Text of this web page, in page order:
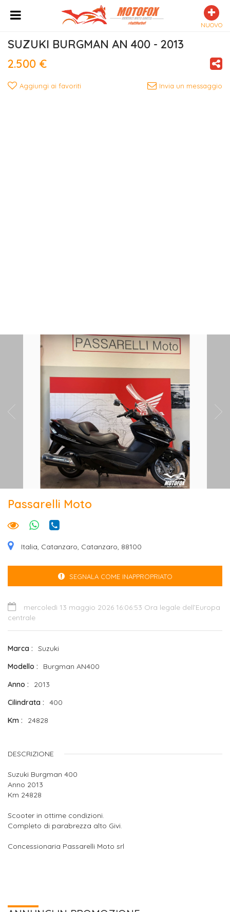
NUOVO
SUZUKI BURGMAN AN 400 - 2013
2.500 €
Aggiungi ai favoriti Invia un messaggio
Passarelli Moto
Italia, Catanzaro, Catanzaro, 88100
SEGNALA COME INAPPROPRIATO
mercoledì 13 maggio 2026 16:06:53 Ora legale dell’Europa
centrale
Marca
Suzuki
Modello
Burgman AN400
Anno
2013
Cilindrata
400
Km
24828
DESCRIZIONE
Suzuki Burgman 400
Anno 2013
Km 24828
Scooter in ottime condizioni.
Completo di parabrezza alto Givi.
Concessionaria Passarelli Moto srl